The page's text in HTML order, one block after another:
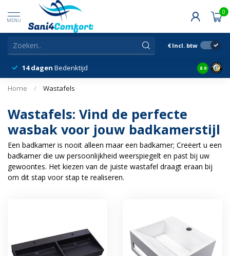
MENU
0
€ Incl. btw
Snelle & Deskundige 8.9
Home / Wastafels
Wastafels: Vind de perfecte
wasbak voor jouw badkamerstijl
Een badkamer is nooit alleen maar een badkamer; Creëert u een
badkamer die uw persoonlijkheid weerspiegelt en past bij uw
gewoontes. Het kiezen van de juiste wastafel draagt eraan bij
om dit stap voor stap te realiseren.